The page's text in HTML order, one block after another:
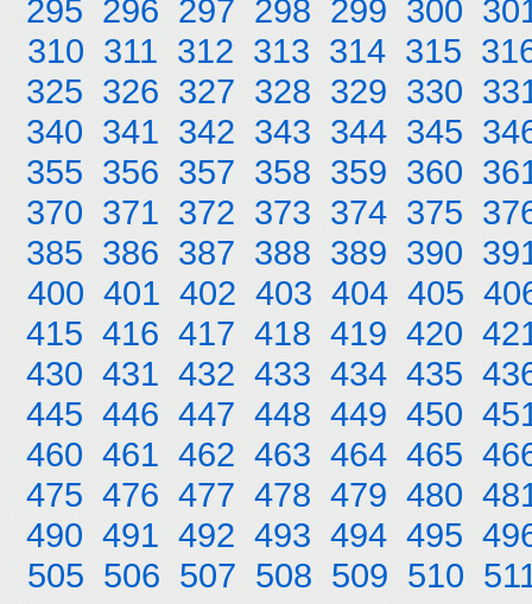
295 296 297 298 299 300
310 311 312 313 314 315
325 326 327 328 329 330
340 341 342 343 344 345
355 356 357 358 359 360
370 371 372 373 374 375
385 386 387 388 389 390
400 401 402 403 404 405
415 416 417 418 419 420
430 431 432 433 434 435
445 446 447 448 449 450
460 461 462 463 464 465
475 476 477 478 479 480
490 491 492 493 494 495
505 506 507 508 509 510